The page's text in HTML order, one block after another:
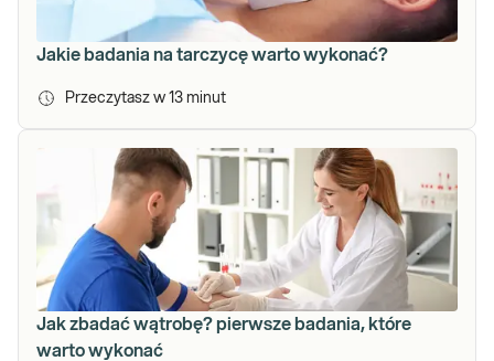
Jakie badania na tarczycę warto wykonać?
Przeczytasz w 13 minut
Jak zbadać wątrobę? pierwsze badania, które
warto wykonać